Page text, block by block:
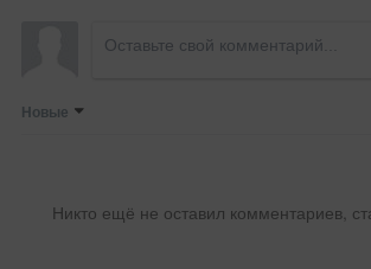
Новые
Никто ещё не оставил комментариев,